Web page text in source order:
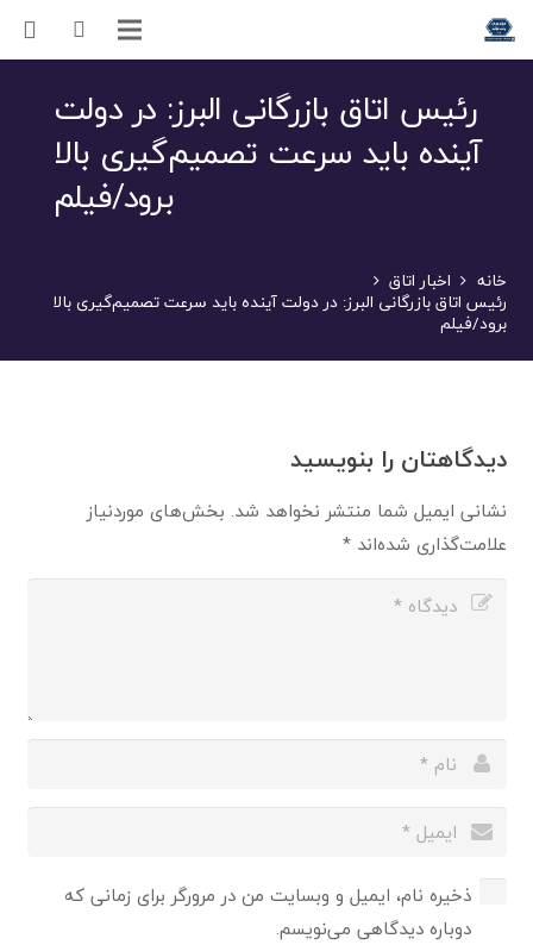
رئیس اتاق بازرگانی البرز: در دولت
آینده باید سرعت تصمیم‌گیری بالا
برود/فیلم
خانه اخبار اتاق
رئیس اتاق بازرگانی البرز: در دولت آینده باید سرعت تصمیم‌گیری بالا
برود/فیلم
دیدگاهتان را بنویسید
نشانی ایمیل شما منتشر نخواهد شد. بخش‌های موردنیاز
علامت‌گذاری شده‌اند*
ذخیره نام، ایمیل و وبسایت من در مرورگر برای زمانی که
دوباره دیدگاهی می‌نویسم.